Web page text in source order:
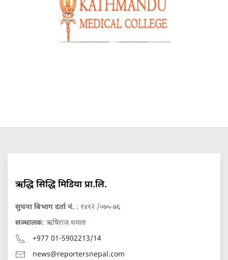
ऋद्धि सिद्धि मिडिया प्रा.लि.
सुचना बिभाग दर्ता नं. : १४१२ /०७५-७६
सञ्चालक: ऋषिराज धमला
+977 01-5902213/14
news@reportersnepal.com